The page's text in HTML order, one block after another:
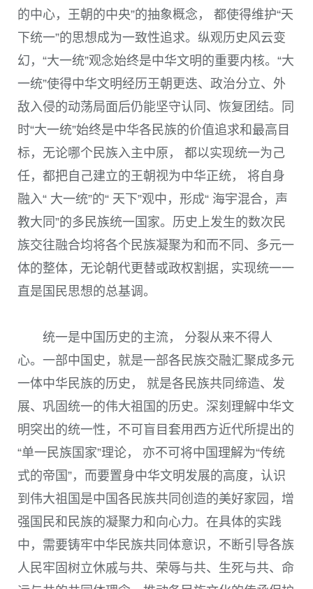
的中心，王朝的中央”的抽象概念， 都使得维护“天
下统一”的思想成为一致性追求。纵观历史风云变
幻，“大一统”观念始终是中华文明的重要内核。“大
一统”使得中华文明经历王朝更迭、政治分立、外
敌入侵的动荡局面后仍能坚守认同、恢复团结。同
时“大一统”始终是中华各民族的价值追求和最高目
标，无论哪个民族入主中原， 都以实现统一为己
任，都把自己建立的王朝视为中华正统， 将自身
融入“ 大一统”的“ 天下”观中，形成“ 海宇混合，声
教大同”的多民族统一国家。历史上发生的数次民
族交往融合均将各个民族凝聚为和而不同、多元一
体的整体，无论朝代更替或政权割据，实现统一一
直是国民思想的总基调。
统一是中国历史的主流， 分裂从来不得人
心。一部中国史，就是一部各民族交融汇聚成多元
一体中华民族的历史， 就是各民族共同缔造、发
展、巩固统一的伟大祖国的历史。深刻理解中华文
明突出的统一性，不可盲目套用西方近代所提出的
“单一民族国家”理论， 亦不可将中国理解为“传统
式的帝国”，而要置身中华文明发展的高度，认识
到伟大祖国是中国各民族共同创造的美好家园，增
强国民和民族的凝聚力和向心力。在具体的实践
中，需要铸牢中华民族共同体意识，不断引导各族
人民牢固树立休戚与共、荣辱与共、生死与共、命